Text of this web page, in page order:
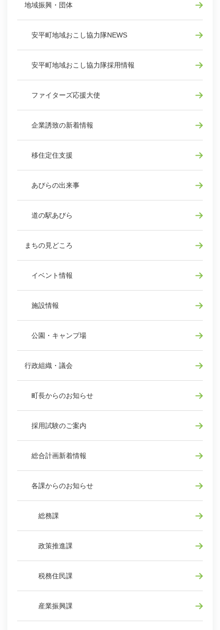
地域振興・団体
安平町地域おこし協力隊NEWS
安平町地域おこし協力隊採用情報
ファイターズ応援大使
企業誘致の新着情報
移住定住支援
あびらの出来事
道の駅あびら
まちの見どころ
イベント情報
施設情報
公園・キャンプ場
行政組織・議会
町長からのお知らせ
採用試験のご案内
総合計画新着情報
各課からのお知らせ
総務課
政策推進課
税務住民課
産業振興課